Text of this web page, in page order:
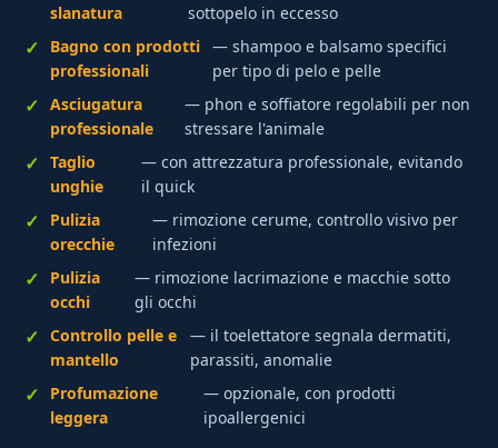
slanatura
sottopelo in eccesso
Bagno con prodotti
professionali
— shampoo e balsamo specifici
per tipo di pelo e pelle
Asciugatura
professionale
— phon e soffiatore regolabili per non
stressare l'animale
Taglio
unghie
— con attrezzatura professionale, evitando
il quick
Pulizia
orecchie
— rimozione cerume, controllo visivo per
infezioni
Pulizia
occhi
— rimozione lacrimazione e macchie sotto
gli occhi
Controllo pelle e
mantello
— il toelettatore segnala dermatiti,
parassiti, anomalie
Profumazione
leggera
— opzionale, con prodotti
ipoallergenici